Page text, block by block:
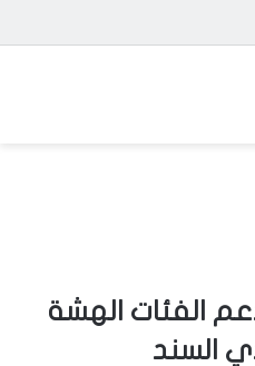
الفئات الهشة
السند